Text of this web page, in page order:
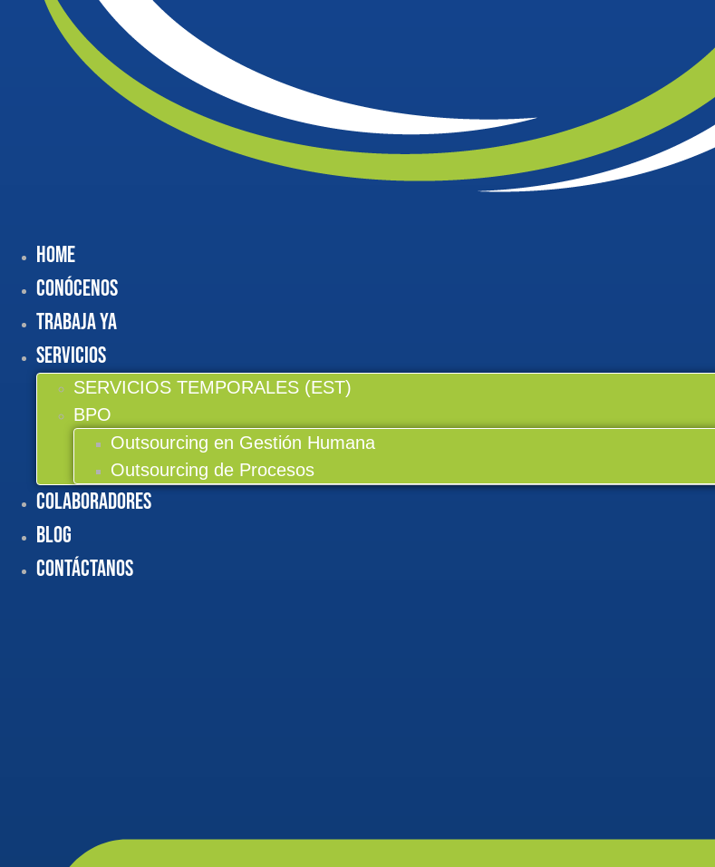
Home
Conócenos
Trabaja Ya
Servicios
SERVICIOS TEMPORALES (EST)
BPO
Outsourcing en Gestión Humana
Outsourcing de Procesos
Colaboradores
BLOG
Contáctanos